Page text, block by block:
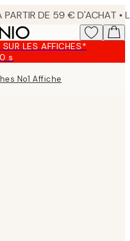
LES AFFICHES*
0 s
No1 Affiche